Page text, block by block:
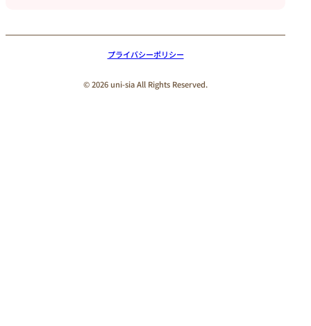
プライバシーポリシー
© 2026 uni-sia All Rights Reserved.